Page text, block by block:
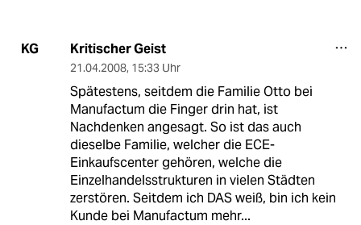
KG Kritischer Geist
21.04.2008, 15:33 Uhr
Spätestens, seitdem die Familie Otto bei
Manufactum die Finger drin hat, ist
Nachdenken angesagt. So ist das auch
dieselbe Familie, welcher die ECE-
Einkaufscenter gehören, welche die
Einzelhandelsstrukturen in vielen Städten
zerstören. Seitdem ich DAS weiß, bin ich kein
Kunde bei Manufactum mehr...